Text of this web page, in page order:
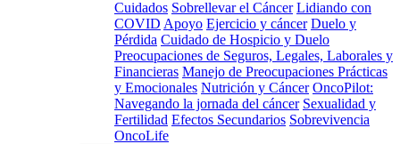
Cuidados Sobrellevar el Cáncer Lidiando con
COVID Apoyo Ejercicio y cáncer Duelo y
Pérdida Cuidado de Hospicio y Duelo
Preocupaciones de Seguros, Legales, Laborales y
Financieras Manejo de Preocupaciones Prácticas
y Emocionales Nutrición y Cáncer OncoPilot:
Navegando la jornada del cáncer Sexualidad y
Fertilidad Efectos Secundarios Sobrevivencia
OncoLife